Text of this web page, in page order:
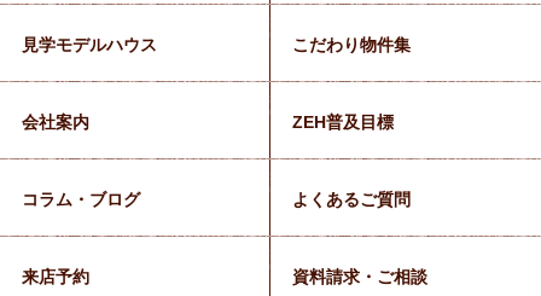
見学モデルハウス こだわり物件集
会社案内 ZEH普及目標
コラム・ブログ よくあるご質問
来店予約 資料請求・ご相談